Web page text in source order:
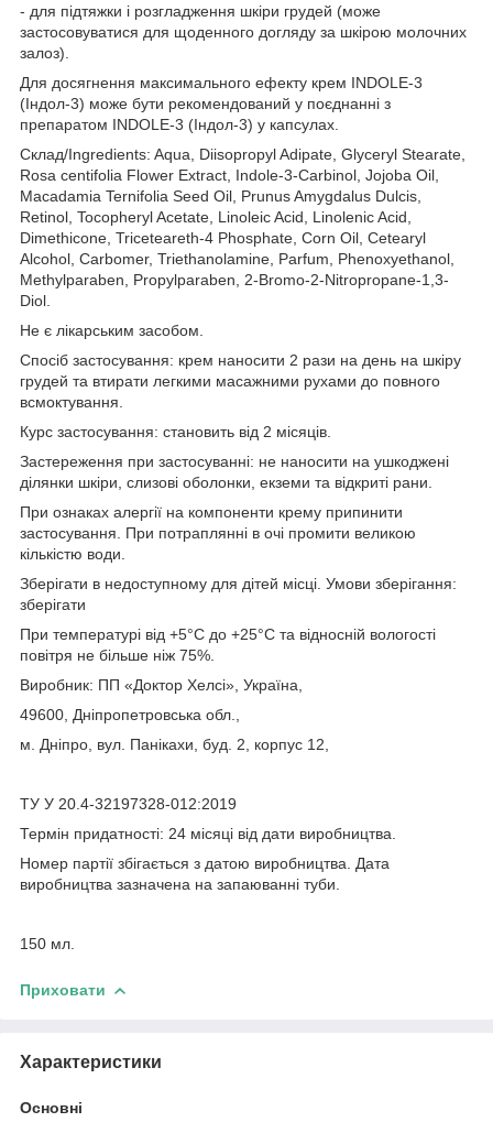
- для підтяжки і розгладження шкіри грудей (може
застосовуватися для щоденного догляду за шкірою молочних
залоз).
Для досягнення максимального ефекту крем INDOLE-3
(Індол-3) може бути рекомендований у поєднанні з
препаратом INDOLE-3 (Індол-3) у капсулах.
Склад/Ingredients: Aqua, Diisopropyl Adipate, Glyceryl Stearate,
Rosa centifolia Flower Extract, Indole-3-Carbinol, Jojoba Oil,
Macadamia Ternifolia Seed Oil, Prunus Amygdalus Dulcis,
Retinol, Tocopheryl Acetate, Linoleic Acid, Linolenic Acid,
Dimethicone, Triceteareth-4 Phosphate, Corn Oil, Cetearyl
Alcohol, Carbomer, Triethanolamine, Parfum, Phenoxyethanol,
Methylparaben, Propylparaben, 2-Bromo-2-Nitropropane-1,3-
Diol.
Не є лікарським засобом.
Спосіб застосування: крем наносити 2 рази на день на шкіру
грудей та втирати легкими масажними рухами до повного
всмоктування.
Курс застосування: становить від 2 місяців.
Застереження при застосуванні: не наносити на ушкоджені
ділянки шкіри, слизові оболонки, екземи та відкриті рани.
При ознаках алергії на компоненти крему припинити
застосування. При потраплянні в очі промити великою
кількістю води.
Зберігати в недоступному для дітей місці. Умови зберігання:
зберігати
При температурі від +5°С до +25°С та відносній вологості
повітря не більше ніж 75%.
Виробник: ПП «Доктор Хелсі», Україна,
49600, Дніпропетровська обл.,
м. Дніпро, вул. Панікахи, буд. 2, корпус 12,
ТУ У 20.4-32197328-012:2019
Термін придатності: 24 місяці від дати виробництва.
Номер партії збігається з датою виробництва. Дата
виробництва зазначена на запаюванні туби.
150 мл.
Приховати
Характеристики
Основні